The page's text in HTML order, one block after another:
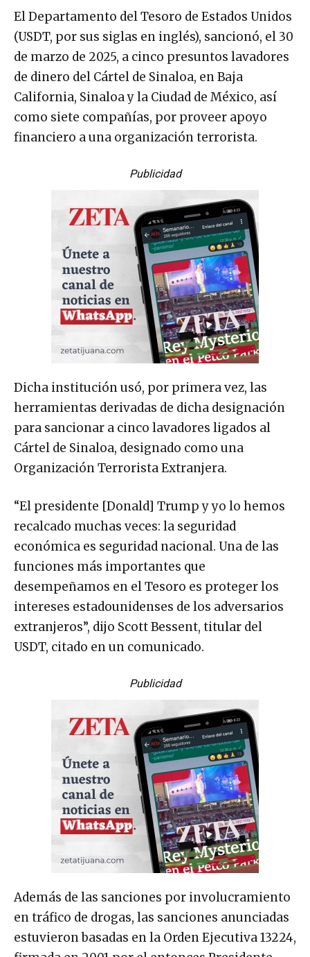
El Departamento del Tesoro de Estados Unidos
(USDT, por sus siglas en inglés), sancionó, el 30
de marzo de 2025, a cinco presuntos lavadores
de dinero del Cártel de Sinaloa, en Baja
California, Sinaloa y la Ciudad de México, así
como siete compañías, por proveer apoyo
financiero a una organización terrorista.
Publicidad
Dicha institución usó, por primera vez, las
herramientas derivadas de dicha designación
para sancionar a cinco lavadores ligados al
Cártel de Sinaloa, designado como una
Organización Terrorista Extranjera.
“El presidente [Donald] Trump y yo lo hemos
recalcado muchas veces: la seguridad
económica es seguridad nacional. Una de las
funciones más importantes que
desempeñamos en el Tesoro es proteger los
intereses estadounidenses de los adversarios
extranjeros”, dijo Scott Bessent, titular del
USDT, citado en un comunicado.
Publicidad
Además de las sanciones por involucramiento
en tráfico de drogas, las sanciones anunciadas
estuvieron basadas en la Orden Ejecutiva 13224,